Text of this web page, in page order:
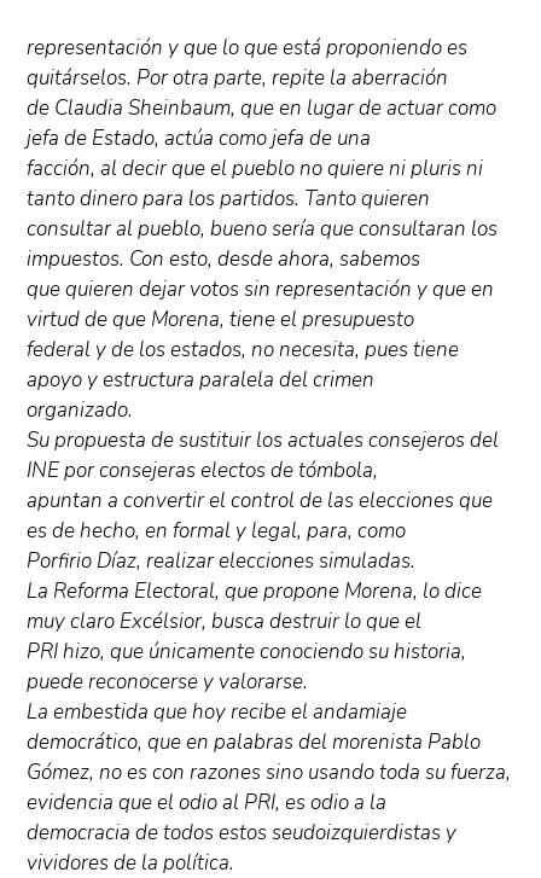
representación y que lo que está proponiendo es
quitárselos. Por otra parte, repite la aberración
de Claudia Sheinbaum, que en lugar de actuar como
jefa de Estado, actúa como jefa de una
facción, al decir que el pueblo no quiere ni pluris ni
tanto dinero para los partidos. Tanto quieren
consultar al pueblo, bueno sería que consultaran los
impuestos. Con esto, desde ahora, sabemos
que quieren dejar votos sin representación y que en
virtud de que Morena, tiene el presupuesto
federal y de los estados, no necesita, pues tiene
apoyo y estructura paralela del crimen
organizado.
Su propuesta de sustituir los actuales consejeros del
INE por consejeras electos de tómbola,
apuntan a convertir el control de las elecciones que
es de hecho, en formal y legal, para, como
Porfirio Díaz, realizar elecciones simuladas.
La Reforma Electoral, que propone Morena, lo dice
muy claro Excélsior, busca destruir lo que el
PRI hizo, que únicamente conociendo su historia,
puede reconocerse y valorarse.
La embestida que hoy recibe el andamiaje
democrático, que en palabras del morenista Pablo
Gómez, no es con razones sino usando toda su fuerza,
evidencia que el odio al PRI, es odio a la
democracia de todos estos seudoizquierdistas y
vividores de la política.